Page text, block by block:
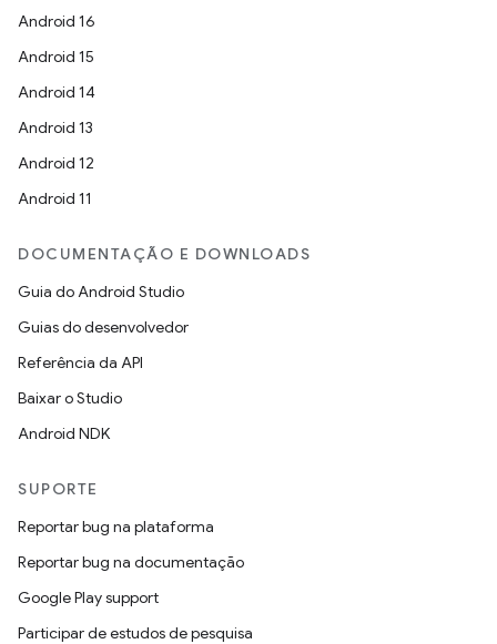
Android 16
Android 15
Android 14
Android 13
Android 12
Android 11
DOCUMENTAÇÃO E DOWNLOADS
Guia do Android Studio
Guias do desenvolvedor
Referência da API
Baixar o Studio
Android NDK
SUPORTE
Reportar bug na plataforma
Reportar bug na documentação
Google Play support
Participar de estudos de pesquisa